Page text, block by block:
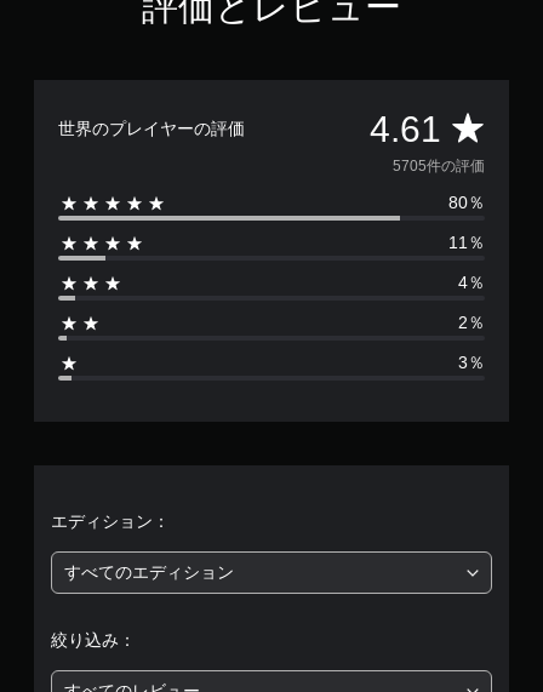
世界のプレイヤーの評価 4.61 評
価
数
は
7
均
価
5705件の評価
80％
11％
4％
2％
3％
エディション：
すべてのエディション
絞り込み：